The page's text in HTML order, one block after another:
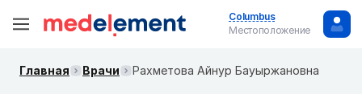
Columbus
Местоположение
Главная Врачи Рахметова Айнур Бауыржановна